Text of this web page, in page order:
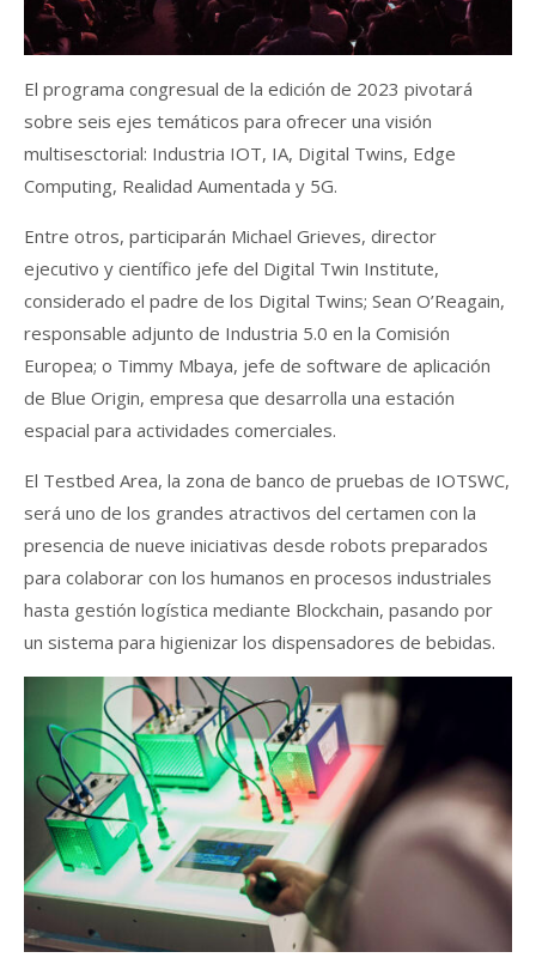
El programa congresual de la edición de 2023 pivotará
sobre seis ejes temáticos para ofrecer una visión
multisesctorial: Industria IOT, IA, Digital Twins, Edge
Computing, Realidad Aumentada y 5G.
Entre otros, participarán Michael Grieves, director
ejecutivo y científico jefe del Digital Twin Institute,
considerado el padre de los Digital Twins; Sean O’Reagain,
responsable adjunto de Industria 5.0 en la Comisión
Europea; o Timmy Mbaya, jefe de software de aplicación
de Blue Origin, empresa que desarrolla una estación
espacial para actividades comerciales.
El Testbed Area, la zona de banco de pruebas de IOTSWC,
será uno de los grandes atractivos del certamen con la
presencia de nueve iniciativas desde robots preparados
para colaborar con los humanos en procesos industriales
hasta gestión logística mediante Blockchain, pasando por
un sistema para higienizar los dispensadores de bebidas.